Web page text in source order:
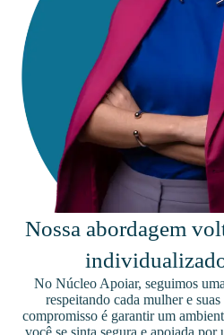
Nossa abordagem
No Núcleo Apoiar, seguimos
respeitando cada mulher e
compromisso é garantir um
você se sinta segura e apoiada